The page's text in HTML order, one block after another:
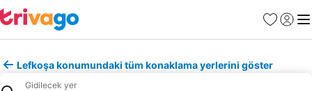
Favoriler
Giriş
Lefkoşa konumundaki tüm konaklama yerlerini göster
Gidilecek yer